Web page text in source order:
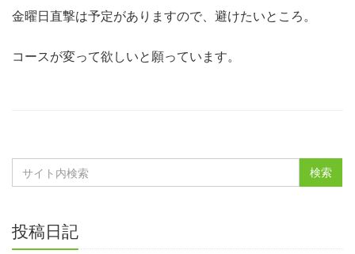
金曜日直撃は予定がありますので、避けたいところ。
コースが変って欲しいと願っています。
投稿日記